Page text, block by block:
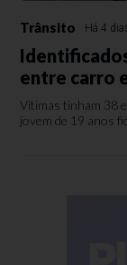
Trânsito Há 4
entre carro
Vítimas tinham 38
jovem de 19 anos